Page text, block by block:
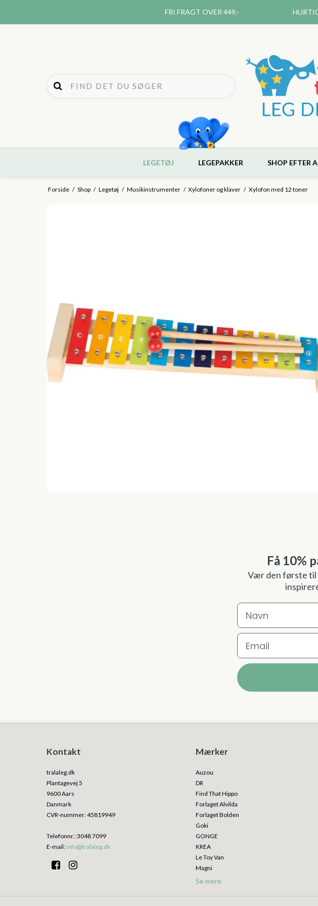
FRI FRAGT OVER 449,-
LEGETØJ LEGEPAKKER SHOP EFTER
Forside / Shop / Legetøj / Musikinstrumenter / Xylofoner og klaver / Xylofon med 12 toner
Få 10%
Vær den første til
Navn
Email
Kontakt
tralaleg.dk
Plantagevej 5
9600 Aars
Danmark
CVR-nummer:45819949
Telefonnr.:3048 7099
E-mail: info@tralaleg.dk
Mærker
Auzou
DR
Find That Hippo
Forlaget Alvilda
Forlaget Bolden
Goki
GONGE
KREA
Le Toy Van
Magni
Se mere